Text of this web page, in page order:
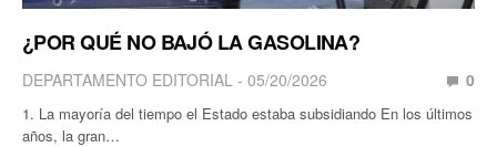
¿POR QUÉ NO BAJÓ LA GASOLINA?
DEPARTAMENTO EDITORIAL 05/20/2026 0
1. La mayoría del tiempo el Estado estaba subsidiando En los últimos
años, la gran…